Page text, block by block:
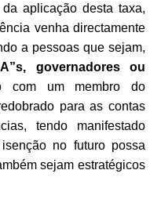
aplicação desta taxa,
venha directamente
a pessoas que sejam,
governadores ou
com um membro do
para as contas
tendo manifestado
no futuro possa
sejam estratégicos